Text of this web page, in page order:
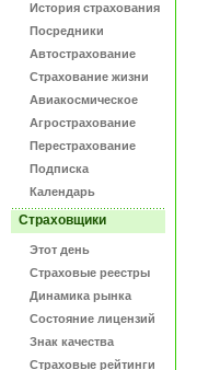
История страхования
Посредники
Автострахование
Страхование жизни
Авиакосмическое
Агрострахование
Перестрахование
Подписка
Календарь
Страховщики
Этот день
Страховые реестры
Динамика рынка
Состояние лицензий
Знак качества
Страховые рейтинги